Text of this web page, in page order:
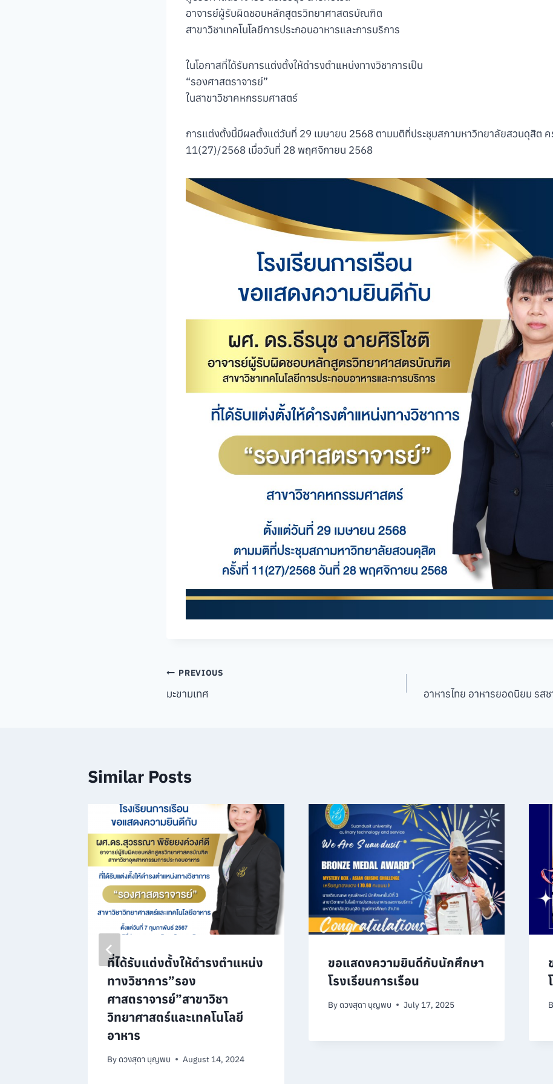
อาจารย์ผู้รับผิดชอบหลักสูตรวิทยาศาสตรบัณฑิต
สาขาวิชาเทคโนโลยีการประกอบอาหารและการบริการ
ในโอกาสที่ได้รับการแต่งตั้งให้ดำรงตำแหน่งทางวิชาการเป็น
“รองศาสตราจารย์”
ในสาขาวิชาคหกรรมศาสตร์
การแต่งตั้งนี้มีผลตั้งแต่วันที่ 29 เมษายน 2568 ตามมติที่ประชุมสภามหาวิทยาลัยสวนดุสิต ค
11(27)/2568 เมื่อวันที่ 28 พฤศจิกายน 2568
Post
navigation
PREVIOUS
มะขามเทศ อาหารไทย อาหารยอดนิยม รส
Similar Posts
ที่ได้รับแต่งตั้งให้ดำรงตำแหน่ง
ทางวิชาการ”รอง
ศาสตราจารย์”สาขาวิชา
วิทยาศาสตร์และเทคโนโลยี
อาหาร
Byดวงสุดา บุญพบ August 14, 2024
ขอแสดงความยินดีกับนักศึกษา
โรงเรียนการเรือน
Byดวงสุดา บุญพบ July 17, 2025